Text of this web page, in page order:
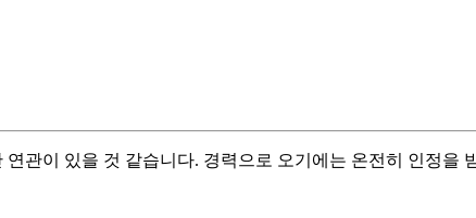
관이 있을 것 같습니다. 경력으로 오기에는 온전히 인정을